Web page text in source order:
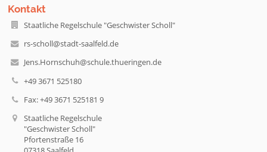
Kontakt
Staatliche Regelschule "Geschwister Scholl"
rs-scholl@stadt-saalfeld.de
Jens.Hornschuh@schule.thueringen.de
+49 3671 525180
Fax: +49 3671 525181 9
Staatliche Regelschule
"Geschwister Scholl"
Pfortenstraße 16